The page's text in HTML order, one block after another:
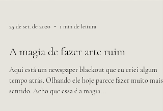
25 de set. de 2020 1 min de leitura
A magia de fazer arte ruim
Aqui está um newspaper blackout que eu criei algum